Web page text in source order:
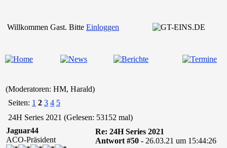
Willkommen Gast. Bitte Einloggen
(Moderatoren: HM, Harald)
Seiten: 1 2 3 4 5
24H Series 2021 (Gelesen: 53152 mal)
Jaguar44
ACO-Präsident
Re: 24H Series 2021
Antwort #50 - 26.03.21 um 15:44:26